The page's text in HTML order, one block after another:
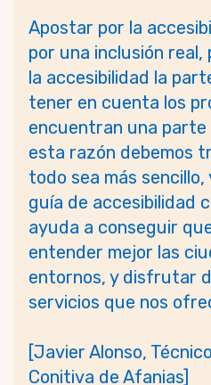
Apostar por la
por una inclusión real,
la accesibilidad la
tener en cuenta los
encuentran una parte
esta razón debemos
todo sea más sencillo,
guía de accesibilidad
ayuda a conseguir
entender mejor las
entornos, y disfrutar
servicios que nos
[Javier Alonso,
Conitiva de Afanias]